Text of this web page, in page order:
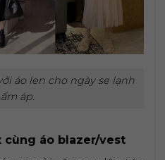
áo len cho ngày se lạnh
áp.
cùng áo blazer/vest